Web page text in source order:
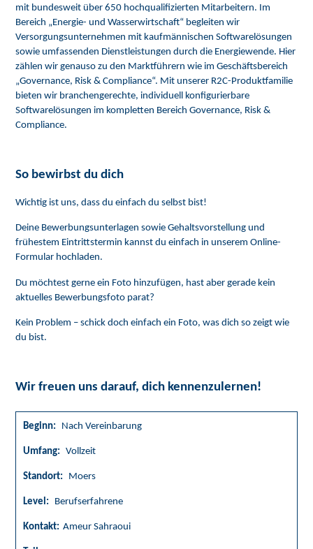
mit bundesweit über 650 hochqualifizierten Mitarbeitern. Im
Bereich „Energie- und Wasserwirtschaft“ begleiten wir
Versorgungsunternehmen mit kaufmännischen Softwarelösungen
sowie umfassenden Dienstleistungen durch die Energiewende. Hier
zählen wir genauso zu den Marktführern wie im Geschäftsbereich
„Governance, Risk & Compliance“. Mit unserer R2C-Produktfamilie
bieten wir branchengerechte, individuell konfigurierbare
Softwarelösungen im kompletten Bereich Governance, Risk &
Compliance.
So bewirbst du dich
Wichtig ist uns, dass du einfach du selbst bist!
Deine Bewerbungsunterlagen sowie Gehaltsvorstellung und
frühestem Eintrittstermin kannst du einfach in unserem Online-
Formular hochladen.
Du möchtest gerne ein Foto hinzufügen, hast aber gerade kein
aktuelles Bewerbungsfoto parat?
Kein Problem – schick doch einfach ein Foto, was dich so zeigt wie
du bist.
Wir freuen uns darauf, dich kennenzulernen!
Beginn: Nach Vereinbarung
Umfang: Vollzeit
Standort: Moers
Level: Berufserfahrene
Kontakt: Ameur Sahraoui